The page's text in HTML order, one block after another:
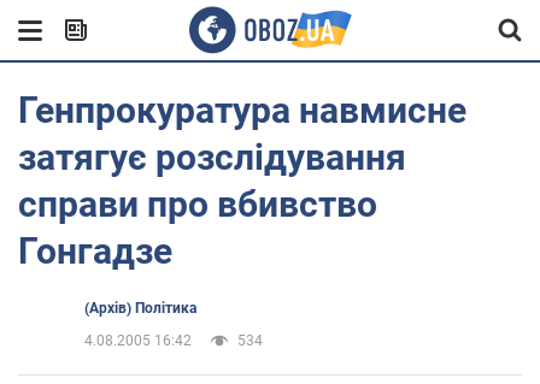
Генпрокуратура навмисне
затягує розслідування
справи про вбивство
Гонгадзе
(Архів) Політика
4.08.2005 16:42
534